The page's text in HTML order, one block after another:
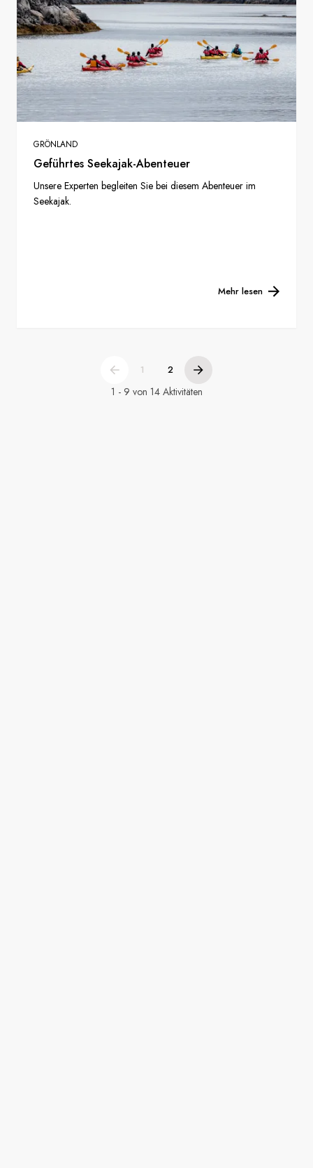
GRÖNLAND
Geführtes Seekajak-Abenteuer
Unsere Experten begleiten Sie bei diesem Abenteuer im
Seekajak.
Mehr lesen
1 2
1 - 9 von 14 Aktivitäten